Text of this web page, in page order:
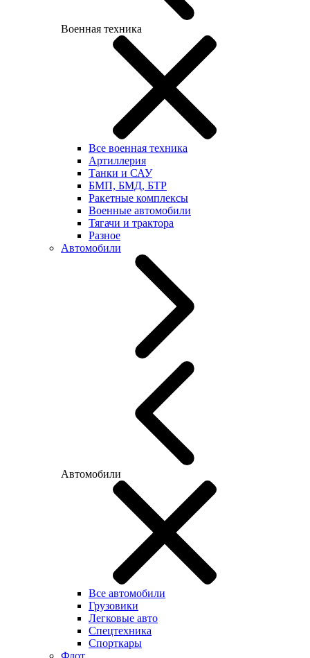
Военная техника
Все военная техника
Артиллерия
Танки и САУ
БМП, БМД, БТР
Ракетные комплексы
Военные автомобили
Тягачи и трактора
Разное
Автомобили
Автомобили
Все автомобили
Грузовики
Легковые авто
Спецтехника
Спорткары
Флот